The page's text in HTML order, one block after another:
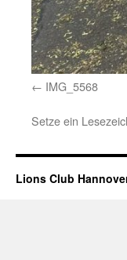
IMG_5568
Setze ein
Lions Club